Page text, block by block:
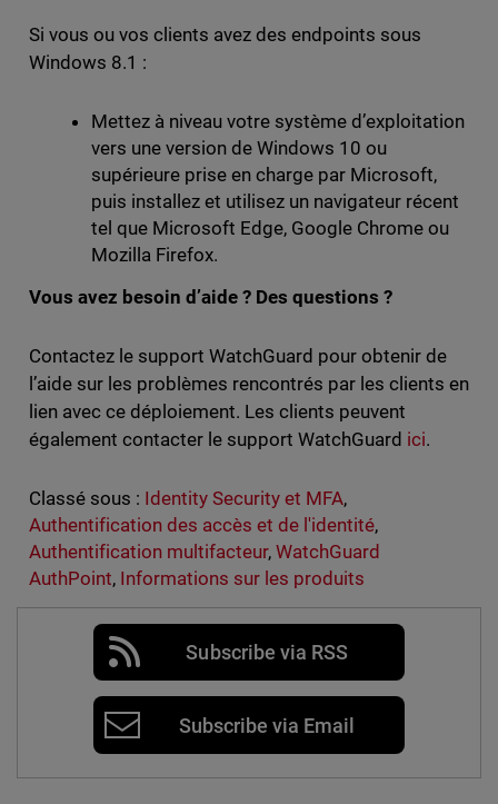
Si vous ou vos clients avez des endpoints sous
Windows 8.1 :
Mettez à niveau votre système d’exploitation
vers une version de Windows 10 ou
supérieure prise en charge par Microsoft,
puis installez et utilisez un navigateur récent
tel que Microsoft Edge, Google Chrome ou
Mozilla Firefox.
Vous avez besoin d’aide ? Des questions ?
Contactez le support WatchGuard pour obtenir de
l’aide sur les problèmes rencontrés par les clients en
lien avec ce déploiement. Les clients peuvent
également contacter le support WatchGuard ici.
Classé sous : Identity Security et MFA,
Authentification des accès et de l'identité,
Authentification multifacteur,WatchGuard
AuthPoint, Informations sur les produits
Subscribe via RSS
Subscribe via Email